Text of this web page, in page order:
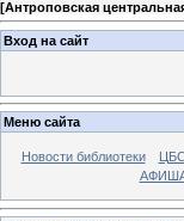
[Антроповская
Вход на сайт
Меню сайта
Новости библиотеки